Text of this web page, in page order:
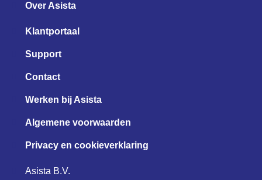
Over Asista
Klantportaal
Support
Contact
Werken bij Asista
Algemene voorwaarden
Privacy en cookieverklaring
Asista B.V.